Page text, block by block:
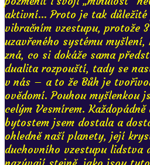
aktivní... Proto je tak
vibračním vzestupu, protože
uzavřeného systému
zná, co si dokáže sama
dualita rozpouští, tady se
v nás – a to že Bůh je
ovědomí. Pouhou myšlenkou
celým Vesmírem.
bytostem jsem dostala a
ohledně naší planety, její
duchovního vzestupu lidstva